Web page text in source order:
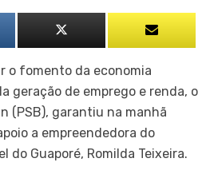
o fomento da economia
geração de emprego e renda, o
(PSB), garantiu na manhã
a empreendedora do
do Guaporé, Romilda Teixeira.